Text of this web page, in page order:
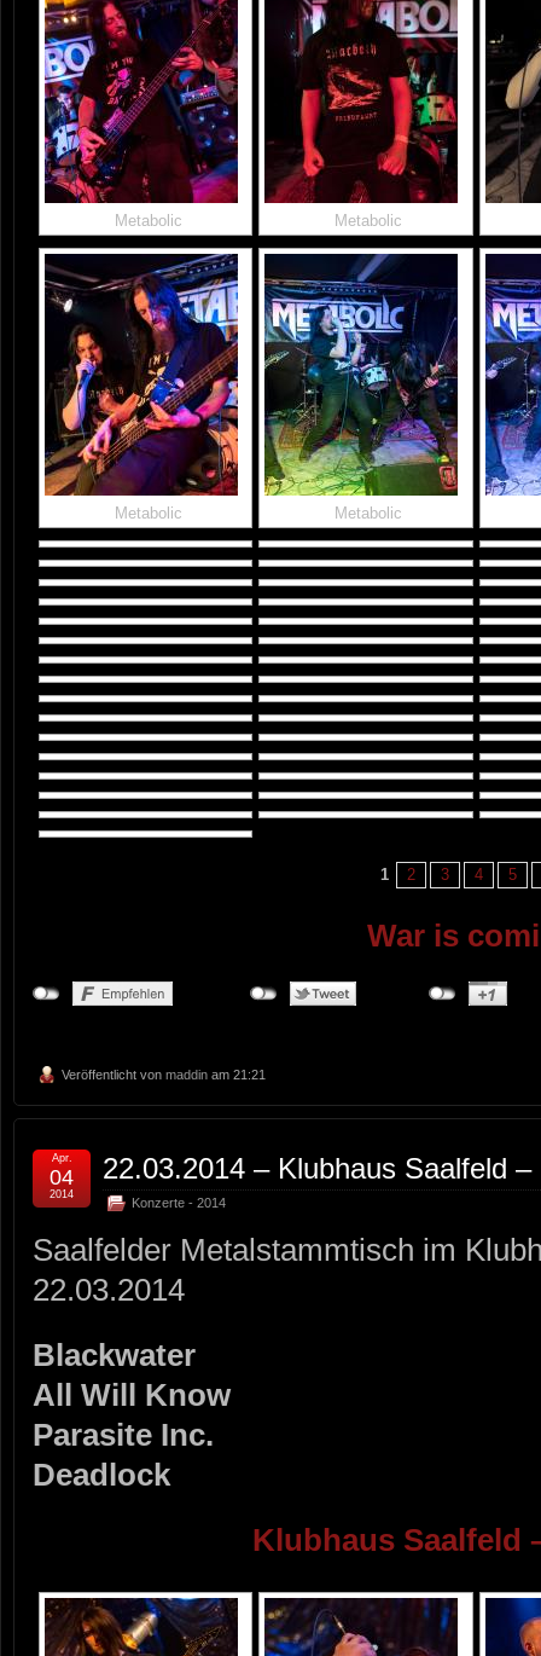
Metabolic Metabolic
Metabolic Metabolic
1 2 3 4 5
War is
Veröffentlicht von maddin am 21:21
22.03.2014 – Klubhaus Saalfeld –
Konzerte - 2014
Apr.
04
2014
Saalfelder Metalstammtisch im
22.03.2014
Blackwater
All Will Know
Parasite Inc.
Deadlock
Klubhaus Saalfeld